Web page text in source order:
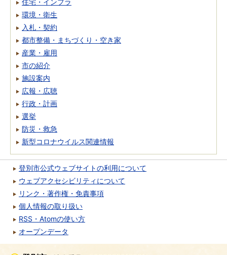
住宅・インフラ
環境・衛生
入札・契約
都市整備・まちづくり・空き家
産業・雇用
市の紹介
施設案内
広報・広聴
行政・計画
選挙
防災・救急
新型コロナウイルス関連情報
登別市公式ウェブサイトの利用について
ウェブアクセシビリティについて
リンク・著作権・免責事項
個人情報の取り扱い
RSS・Atomの使い方
オープンデータ